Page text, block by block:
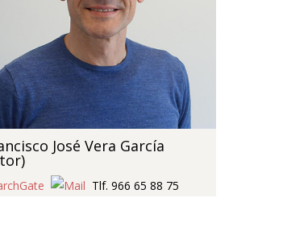
José Vera García
Tlf. 966 65 88 75